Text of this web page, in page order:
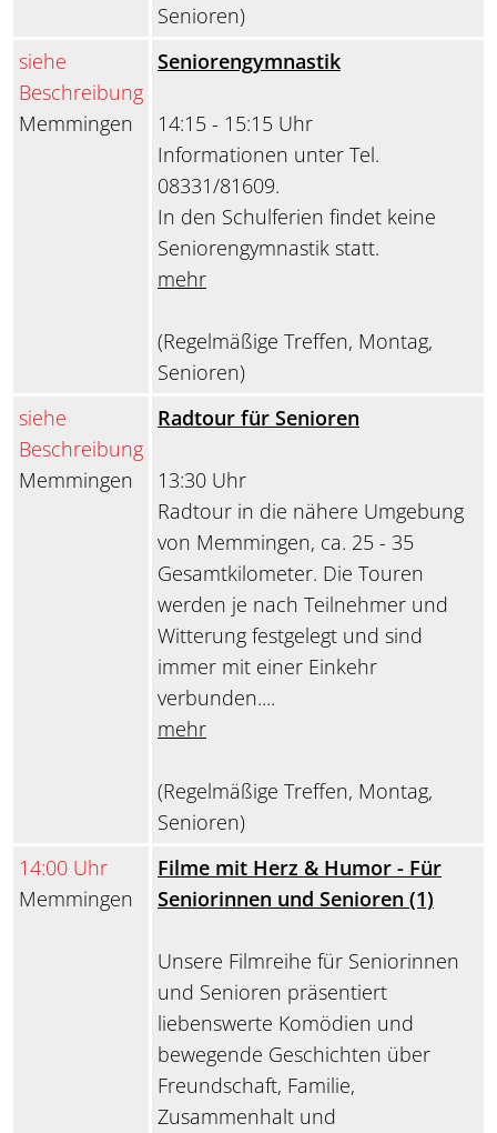
Senioren)
siehe
Beschreibung
Memmingen
Seniorengymnastik
14:15 - 15:15 Uhr
Informationen unter Tel.
08331/81609.
In den Schulferien findet keine
Seniorengymnastik statt.
mehr
(Regelmäßige Treffen, Montag,
Senioren)
siehe
Beschreibung
Memmingen
Radtour für Senioren
13:30 Uhr
Radtour in die nähere Umgebung
von Memmingen, ca. 25 - 35
Gesamtkilometer. Die Touren
werden je nach Teilnehmer und
Witterung festgelegt und sind
immer mit einer Einkehr
verbunden....
mehr
(Regelmäßige Treffen, Montag,
Senioren)
14:00 Uhr
Memmingen
Filme mit Herz & Humor - Für
Seniorinnen und Senioren (1)
Unsere Filmreihe für Seniorinnen
und Senioren präsentiert
liebenswerte Komödien und
bewegende Geschichten über
Freundschaft, Familie,
Zusammenhalt und